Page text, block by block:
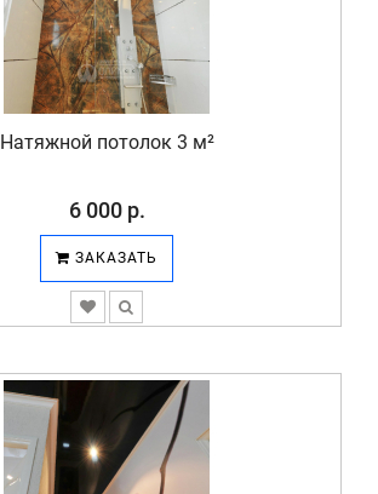
Натяжной потолок 3 м²
6 000 р.
ЗАКАЗАТЬ